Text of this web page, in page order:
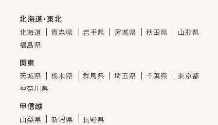
北海道・東北
北海道 青森県 岩手県 宮城県 秋田県
山形県
福島県
関東
茨城県 栃木県 群馬県 埼玉県 千葉県
東京都
神奈川県
甲信越
山梨県 新潟県 長野県